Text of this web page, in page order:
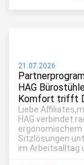
21.07.2026
HAG
Komfort trifft
Liebe
HAG verbindet
Sitzlösungen
im Arbeitsalltag